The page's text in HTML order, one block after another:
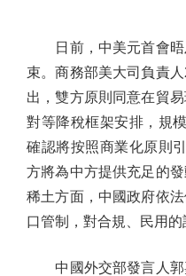
日前，中美元首會晤
束。商務部美大司負責
出，雙方原則同意在貿
對等降稅框架安排，規
確認將按照商業化原則
方將為中方提供充足的
稀土方面，中國政府依
口管制，對合規、民用的
中國外交部發言人郭